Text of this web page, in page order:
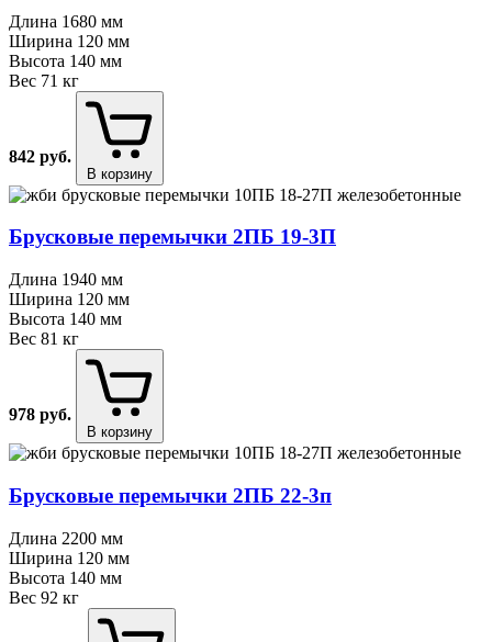
Длина 1680 мм
Ширина 120 мм
Высота 140 мм
Вес 71 кг
842 руб.
В корзину
Брусковые перемычки 2ПБ 19⁠-⁠3П
Длина 1940 мм
Ширина 120 мм
Высота 140 мм
Вес 81 кг
978 руб.
В корзину
Брусковые перемычки 2ПБ 22⁠-⁠3п
Длина 2200 мм
Ширина 120 мм
Высота 140 мм
Вес 92 кг